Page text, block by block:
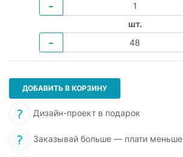
−
шт.
−
ДОБАВИТЬ В КОРЗИНУ
Дизайн-проект в подарок
Заказывай больше — плати меньше